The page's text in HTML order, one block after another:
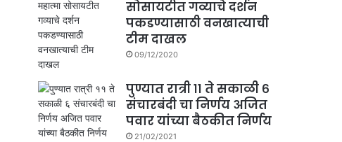
सोसायटीत गव्याचे दर्शन
पकडण्यासाठी वनखात्याची
टीम दाखल
09/12/2020
पुण्यात रात्री ११ ते सकाळी ६
संचारबंदी चा निर्णय अजित
पवार यांच्या बैठकीत निर्णय
21/02/2021